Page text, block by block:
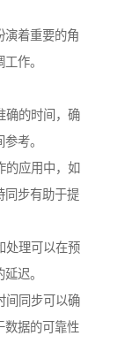
演着重要的角
作。
确的时间，确
考。
的应用中，如
同步有助于提
处理可以在预
迟。
间同步可以确
数据的可靠性